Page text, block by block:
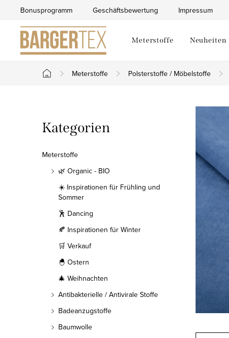
springen
Bonusprogramm Geschäftsbewertung Impressum
Meterstoffe Neuheiten
Startseite
Meterstoffe Polsterstoffe / Möbelstoffe
e
i
Kategorien
überspringen
Kategorien
Meterstoffe
🌿 Organic - BIO
☀️ Inspirationen für Frühling und
Sommer
🕺 Dancing
🍂 Inspirationen für Winter
🛒 Verkauf
🐣 Ostern
🎄 Weihnachten
Antibakterielle / Antivirale Stoffe
Badeanzugstoffe
Baumwolle